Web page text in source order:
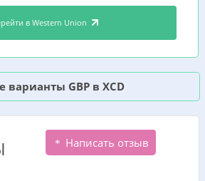
в Western Union
варианты GBP в XCD
Написать отзыв